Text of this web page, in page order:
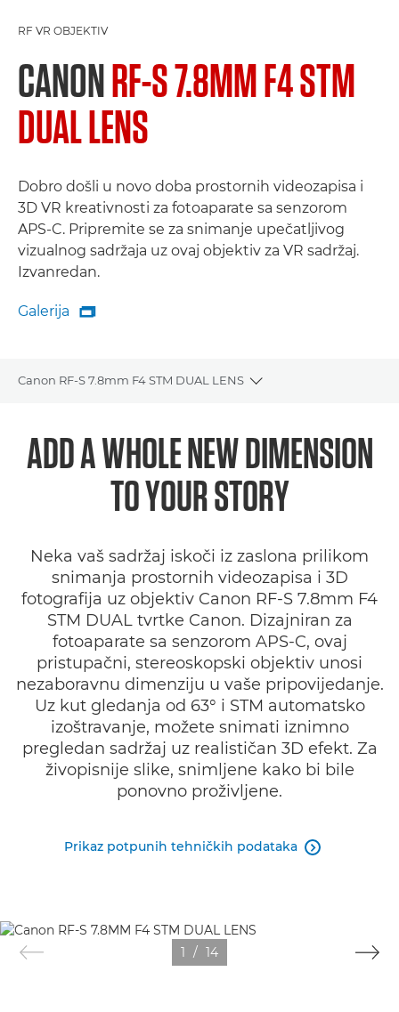
RF VR OBJEKTIV
CANONRF-S 7.8MM F4 STM
DUAL LENS
Dobro došli u novo doba prostornih videozapisa i
3D VR kreativnosti za fotoaparate sa senzorom
APS-C. Pripremite se za snimanje upečatljivog
vizualnog sadržaja uz ovaj objektiv za VR sadržaj.
Izvanredan.
Galerija
Galerija

Canon RF-S 7.8mm F4 STM DUAL LENS
Toggle breadcrumbs
Tehnički podaci
Podrška
ADD A WHOLE NEW DIMENSION
TO YOUR STORY
Neka vaš sadržaj iskoči iz zaslona prilikom
snimanja prostornih videozapisa i 3D
fotografija uz objektiv Canon RF-S 7.8mm F4
STM DUAL tvrtke Canon. Dizajniran za
fotoaparate sa senzorom APS-C, ovaj
pristupačni, stereoskopski objektiv unosi
nezaboravnu dimenziju u vaše pripovijedanje.
Uz kut gledanja od 63° i STM automatsko
izoštravanje, možete snimati iznimno
pregledan sadržaj uz realističan 3D efekt. Za
živopisnije slike, snimljene kako bi bile
ponovno proživljene.
Prikaz potpunih tehničkih podataka 
1 / 14